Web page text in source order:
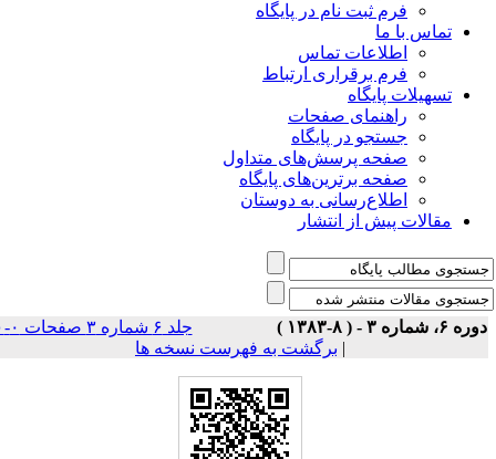
فرم ثبت نام در پایگاه
تماس با ما
اطلاعات تماس
فرم برقراری ارتباط
تسهیلات پایگاه
راهنمای صفحات
جستجو در پایگاه
صفحه پرسش‌های متداول
صفحه برترین‌های پایگاه
اطلاع‌رسانی به دوستان
مقالات پیش از انتشار
۶، شماره ۳ - ( ۸-۱۳۸۳ )
جلد ۶ شماره ۳ صفحات ۰-۰
برگشت به فهرست نسخه ها